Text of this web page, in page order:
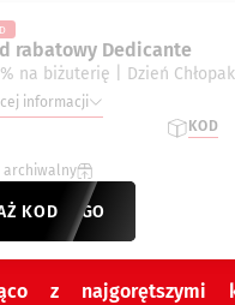
rabatowy Dedicante
na biżuterię | Dzień
informacji
KOD
archiwalny
KOD
LANIEGO
z najgorętszymi